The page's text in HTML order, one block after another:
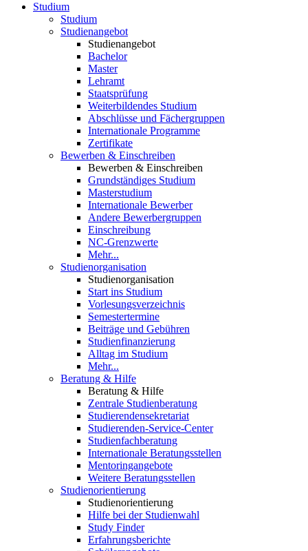
Studium
Studium
Studienangebot
Studienangebot
Bachelor
Master
Lehramt
Staatsprüfung
Weiterbildendes Studium
Abschlüsse und Fächergruppen
Internationale Programme
Zertifikate
Bewerben & Einschreiben
Bewerben & Einschreiben
Grundständiges Studium
Masterstudium
Internationale Bewerber
Andere Bewerbergruppen
Einschreibung
NC-Grenzwerte
Mehr...
Studienorganisation
Studienorganisation
Start ins Studium
Vorlesungsverzeichnis
Semestertermine
Beiträge und Gebühren
Studienfinanzierung
Alltag im Studium
Mehr...
Beratung & Hilfe
Beratung & Hilfe
Zentrale Studienberatung
Studierendensekretariat
Studierenden-Service-Center
Studienfachberatung
Internationale Beratungsstellen
Mentoringangebote
Weitere Beratungsstellen
Studienorientierung
Studienorientierung
Hilfe bei der Studienwahl
Study Finder
Erfahrungsberichte